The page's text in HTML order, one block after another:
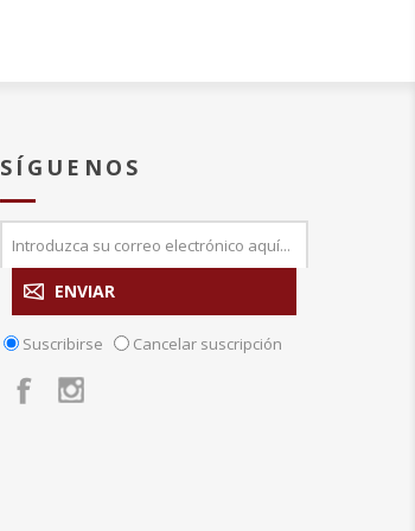
SÍGUENOS
Suscribirse Cancelar suscripción